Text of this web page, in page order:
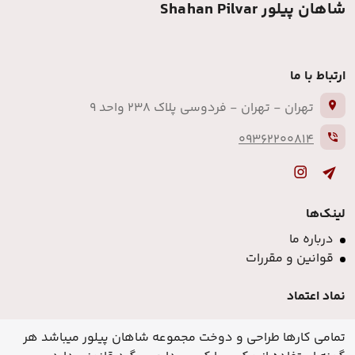
شاهان پیلور Shahan Pilvar
نماد اعتماد
ارتباط با ما
تهران - تهران - فردوسی پلاک 238 واحد 9
09362200814
لینک‌ها
درباره ما
قوانین و مقررات
تمامی کارها طراحی و دوخت مجموعه شاهان پیلور میباشد هر